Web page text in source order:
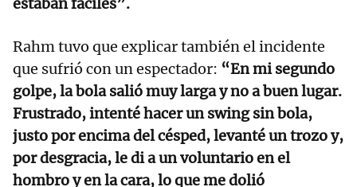
estaban fáciles”.
Rahm tuvo que explicar también el incidente
que sufrió con un espectador: “En mi segundo
golpe, la bola salió muy larga y no a buen lugar.
Frustrado, intenté hacer un swing sin bola,
justo por encima del césped, levanté un trozo y,
por desgracia, le di a un voluntario en el
hombro y en la cara, lo que me dolió